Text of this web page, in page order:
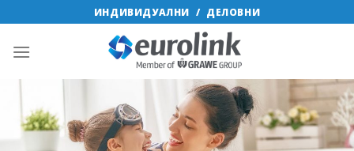
to
content
ИНДИВИДУАЛНИ / ДЕЛОВНИ